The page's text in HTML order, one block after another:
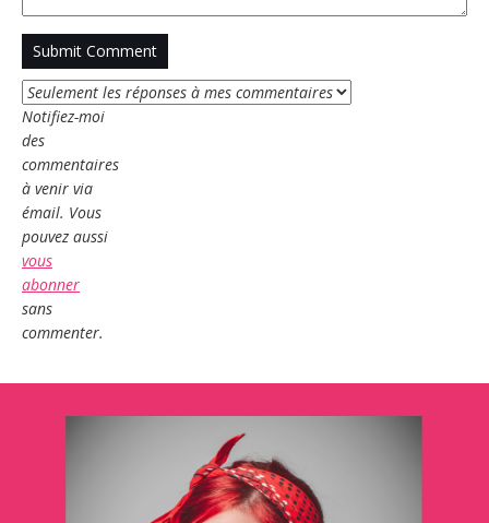
Notifiez-moi
des
commentaires
à venir via
émail. Vous
pouvez aussi
vous
abonner
sans
commenter.